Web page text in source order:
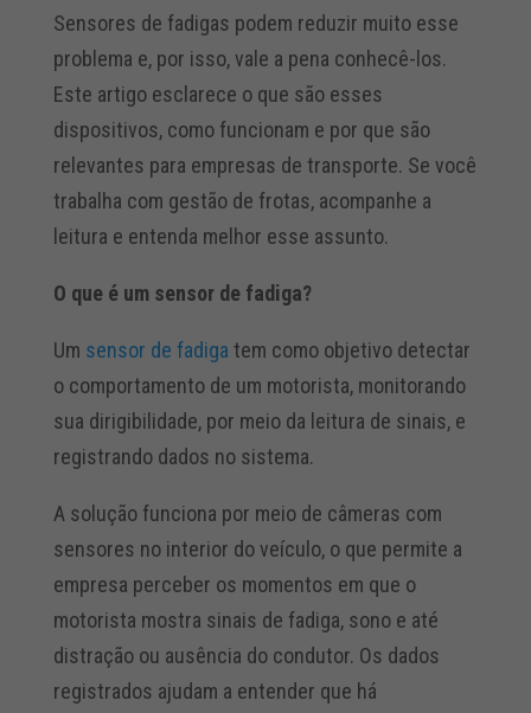
Sensores de fadigas podem reduzir muito esse
problema e, por isso, vale a pena conhecê-los.
Este artigo esclarece o que são esses
dispositivos, como funcionam e por que são
relevantes para empresas de transporte. Se você
trabalha com gestão de frotas, acompanhe a
leitura e entenda melhor esse assunto.
O que é um sensor de fadiga?
Um sensor de fadiga tem como objetivo detectar
o comportamento de um motorista, monitorando
sua dirigibilidade, por meio da leitura de sinais, e
registrando dados no sistema.
A solução funciona por meio de câmeras com
sensores no interior do veículo, o que permite a
empresa perceber os momentos em que o
motorista mostra sinais de fadiga, sono e até
distração ou ausência do condutor. Os dados
registrados ajudam a entender que há